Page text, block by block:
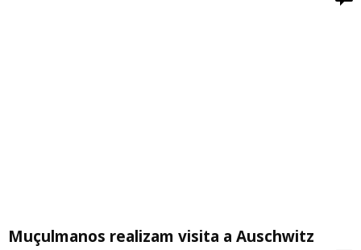
Muçulmanos realizam visita a Auschwitz